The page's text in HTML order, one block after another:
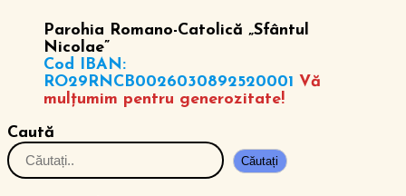
Parohia Romano-Catolică „Sfântul
Nicolae”
Cod IBAN:
RO29RNCB0026030892520001 Vă
mulțumim pentru generozitate!
Caută
Căutați